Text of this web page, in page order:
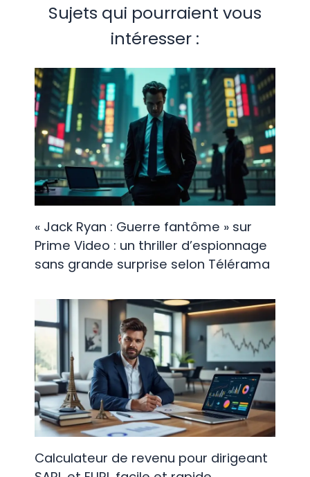
Sujets qui pourraient vous
intéresser :
« Jack Ryan : Guerre fantôme » sur
Prime Video : un thriller d’espionnage
sans grande surprise selon Télérama
Calculateur de revenu pour dirigeant